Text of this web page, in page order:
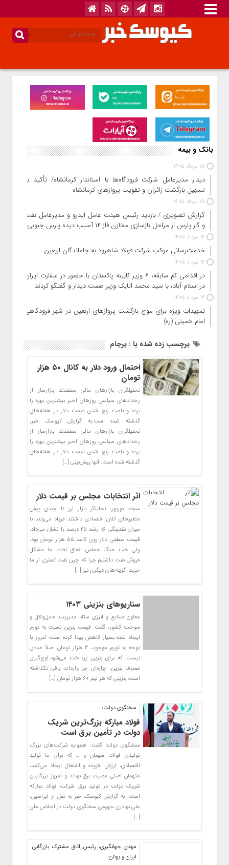
بانک و بیمه
15 مرداد 1405
دیدار مدیرعامل شرکت فرودگاه‌ها با استاندار کرمانشاه/ تأکید بر
تسهیل بازگشت زائران و تقویت پروازهای کرمانشاه
15 مرداد 1405
گزارش تصویری / بازدید رئیس هیئت عامل ایدرو و مدیرعامل نفت
و گاز پارس از مراحل بازسازی مخازن فاز ۱۴ آسیب دیده پارس جنوبی
14 مرداد 1405
خدمت‌رسانی موکب شرکت فولاد شاهرود به جاماندگان اربعین
14 مرداد 1405
در اقدامی کم سابقه، ۶ وزیر کابینه پاکستان با حضور در سفارت ایران
در اسلام آباد، با سید محمد اتابک وزیر صمت دیدار و گفتگو کردند
13 مرداد 1405
تمهیدات ویژه برای موج بازگشت پروازهای اربعین در شهر فرودگاهی
امام خمینی (ره)
برچسب زده شده با : برجام
احتمال ورود دلار به کانال ۵۰ هزار
تومان
تحلیلگران بازارهای مالی معتقدند بازارساز از
رخدادهای سیاسی روزهای اخیر بیشترین بهره را
برده و باعث رنج‌ شدن قیمت دلار در هفته‌های
گذشته شده است.به گزارش کیوسک خبر،
تحلیلگران بازارهای مالی معتقدند بازارساز از
رخدادهای سیاسی روزهای اخیر بیشترین بهره را
برده و باعث رنج‌ شدن قیمت دلار در هفته‌های
گذشته شده است. آنها پیش‌بینی […]
اثر انتخابات مجلس بر قیمت دلار
سجاد بوربور، تحلیلگر بازار ارز تا چندی پیش
متغیر‌های کلان اقتصادی داشتند فریاد می‌زدند با
میزان نقدینگی که رشد ۲۵ درصد را نشان می‌داد،
قیمت منطقی دلار روی کاغذ ۵۵ هزار تومان بود.
ولی خب جنگ حماس اتفاق افتاد، ما مشکل
فروش نفت داشتیم چرا که چین نفت کمتری از ما
خرید. گزینه‌های دیگری نیز […]
سناریو‌های بنزینی ۱۴۰۳
معاون صنایع و انرژی ستاد مدیریت حمل‌ونقل و
سوخت کشور، گفت: قیمت بنزین نسبت به تورم
ایجاد شده بسیار کاهش پیدا کرده است؛ امروز با
توجه به تورم موجود، ۳ هزار تومان اصلاً عددی
نیست که برای بنزین پرداخت می‌شود.اوج‌گیری
مصرف بنزین، چاره‌ای جز واردات باقی نگذاشته
است؛ بنزینی که هر لیتر ۶۰ هزار تومان […]
سخنگوی دولت:
فولاد مبارکه بزرگ‌ترین شریک
دولت در تأمین برق است
سخنگوی دولت گفت: همواره شرکت‌های بزرگ
تولیدی فولاد، سیمان و … که برای ما تولید
اقتصادی، ارزش افزوده و اشتغال ایجاد می‌کنند،
متهمان اصلی مصرف برق بودند و امروز بزرگترین
شریک دولت در تولید برق، شرکت فولاد مبارکه
است. به گزارش کیوسک خبر به نقل از ایراسین،
علی بهادری جهرمی سخنگوی دولت در اجلاس ملی
[…]
مهدی جهانگیری، رئیس اتاق مشترک بازرگانی
ایران و یونان: